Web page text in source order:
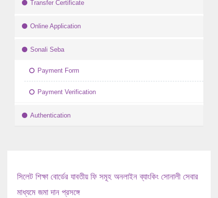
Transfer Certificate
Online Application
Sonali Seba
Payment Form
Payment Verification
Authentication
সিলেট শিক্ষা বোর্ডের যাবতীয় ফি সমূহ অনলাইন ব্যাংকিং সোনালী সেবার
মাধ্যমে জমা দান প্রসঙ্গে